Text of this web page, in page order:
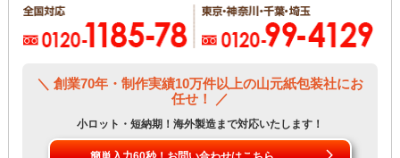
＼ 創業70年・制作実績10万件以上の山元紙包装社にお
任せ！ ／
小ロット・短納期！海外製造まで対応いたします！